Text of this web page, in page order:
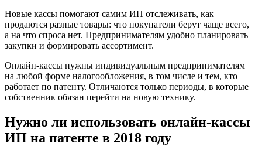
Новые кассы помогают самим ИП отслеживать, как
продаются разные товары: что покупатели берут чаще всего,
а на что спроса нет. Предпринимателям удобно планировать
закупки и формировать ассортимент.
Онлайн-кассы нужны индивидуальным предпринимателям
на любой форме налогообложения, в том числе и тем, кто
работает по патенту. Отличаются только периоды, в которые
собственник обязан перейти на новую технику.
Нужно ли использовать онлайн-кассы
ИП на патенте в 2018 году